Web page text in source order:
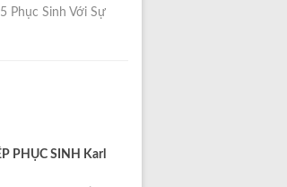
Phục Sinh Với Sự
PHỤC SINH Karl